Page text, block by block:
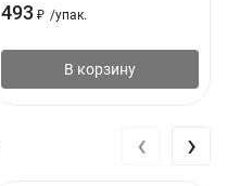
493 ₽ /упак.
В корзину
‹ ›